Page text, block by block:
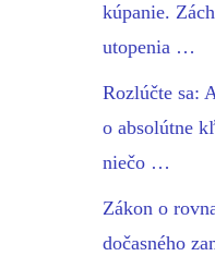
kúpanie.
utopenia …
Rozlúčte sa:
o absolútne
niečo …
Zákon o
dočasného